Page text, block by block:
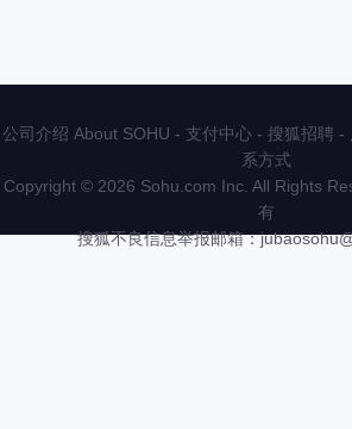
公司介绍 About SOHU - 支付中心 - 搜狐招聘 -
系方式
Copyright © 2026 Sohu.com Inc. All Rights
有
搜狐不良信息举报邮箱：